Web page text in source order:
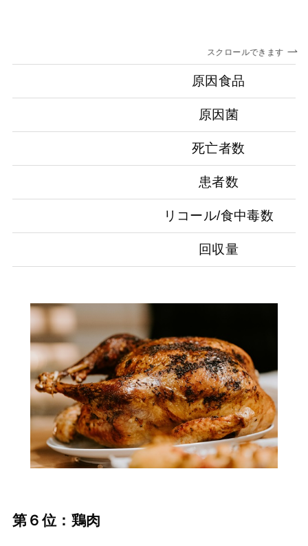
スクロールできます
原因食品
原因菌
死亡者数
患者数
リコール/食中毒数
回収量
第６位：鶏肉